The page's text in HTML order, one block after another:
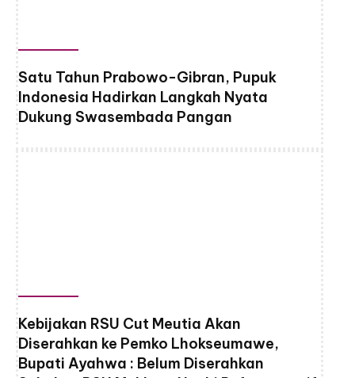
Satu Tahun Prabowo-Gibran, Pupuk
Indonesia Hadirkan Langkah Nyata
Dukung Swasembada Pangan
Kebijakan RSU Cut Meutia Akan
Diserahkan ke Pemko Lhokseumawe,
Bupati Ayahwa : Belum Diserahkan